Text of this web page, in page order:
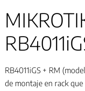
RB4011iGS + RM
de montaje en rack